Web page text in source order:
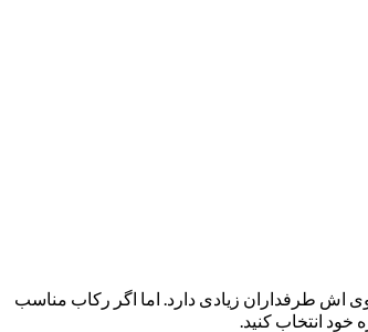
اش طرفداران زیادی دارد. اما اگر رکاب مناسب
خود انتخاب کنید.